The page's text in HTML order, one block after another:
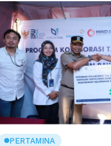
PERTAMINA